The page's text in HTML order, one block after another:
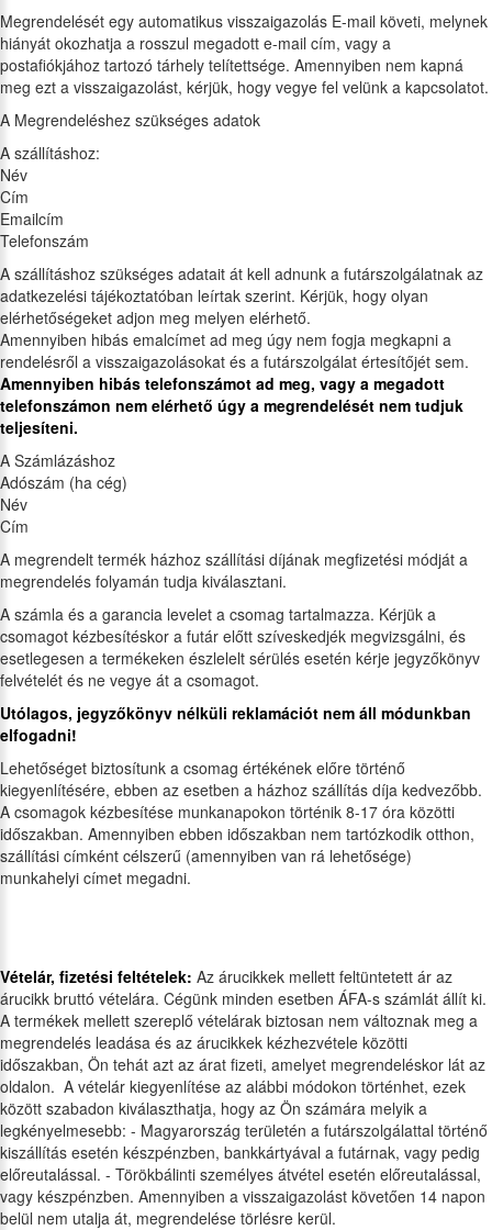
Megrendelését egy automatikus visszaigazolás E-mail követi, melynek
hiányát okozhatja a rosszul megadott e-mail cím, vagy a
postafiókjához tartozó tárhely telítettsége. Amennyiben nem kapná
meg ezt a visszaigazolást, kérjük, hogy vegye fel velünk a kapcsolatot.
A Megrendeléshez szükséges adatok
A szállításhoz:
Név
Cím
Emailcím
Telefonszám
A szállításhoz szükséges adatait át kell adnunk a futárszolgálatnak az
adatkezelési tájékoztatóban leírtak szerint. Kérjük, hogy olyan
elérhetőségeket adjon meg melyen elérhető.
Amennyiben hibás emalcímet ad meg úgy nem fogja megkapni a
rendelésről a visszaigazolásokat és a futárszolgálat értesítőjét sem.
Amennyiben hibás telefonszámot ad meg, vagy a megadott
telefonszámon nem elérhető úgy a megrendelését nem tudjuk
teljesíteni.
A Számlázáshoz
Adószám (ha cég)
Név
Cím
A megrendelt termék házhoz szállítási díjának megfizetési módját a
megrendelés folyamán tudja kiválasztani.
A számla és a garancia levelet a csomag tartalmazza. Kérjük a
csomagot kézbesítéskor a futár előtt szíveskedjék megvizsgálni, és
esetlegesen a termékeken észlelelt sérülés esetén kérje jegyzőkönyv
felvételét és ne vegye át a csomagot.
Utólagos, jegyzőkönyv nélküli reklamációt nem áll módunkban
elfogadni!
Lehetőséget biztosítunk a csomag értékének előre történő
kiegyenlítésére, ebben az esetben a házhoz szállítás díja kedvezőbb.
A csomagok kézbesítése munkanapokon történik 8-17 óra közötti
időszakban. Amennyiben ebben időszakban nem tartózkodik otthon,
szállítási címként célszerű (amennyiben van rá lehetősége)
munkahelyi címet megadni.
Vételár, fizetési feltételek: Az árucikkek mellett feltüntetett ár az
árucikk bruttó vételára. Cégünk minden esetben ÁFA-s számlát állít ki.
A termékek mellett szereplő vételárak biztosan nem változnak meg a
megrendelés leadása és az árucikkek kézhezvétele közötti
időszakban, Ön tehát azt az árat fizeti, amelyet megrendeléskor lát az
oldalon. A vételár kiegyenlítése az alábbi módokon történhet, ezek
között szabadon kiválaszthatja, hogy az Ön számára melyik a
legkényelmesebb: - Magyarország területén a futárszolgálattal történő
kiszállítás esetén készpénzben, bankkártyával a futárnak, vagy pedig
előreutalással. - Törökbálinti személyes átvétel esetén előreutalással,
vagy készpénzben. Amennyiben a visszaigazolást követően 14 napon
belül nem utalja át, megrendelése törlésre kerül.